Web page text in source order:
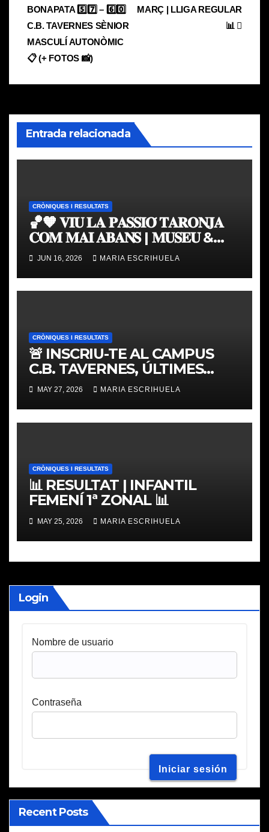
de
entradas
MARÇ | LLIGA REGULAR
📊
BONAPATA 5️⃣7️⃣ – 6️⃣0️⃣
C.B. TAVERNES SÈNIOR
MASCULÍ AUTONÒMIC
📋 (+ FOTOS 📸)
Entrada relacionada
CRÒNIQUES I RESULTATS
🏀🧡 𝐕𝐈𝐔 𝐋𝐀 𝐏𝐀𝐒𝐒𝐈𝐎́ 𝐓𝐀𝐑𝐎𝐍𝐉𝐀
𝐂𝐎𝐌 𝐌𝐀𝐈 𝐀𝐁𝐀𝐍𝐒 | 𝐌𝐔𝐒𝐄𝐔 &
𝐓𝐎𝐔𝐑 𝐕𝐀𝐋𝐄𝐍𝐂𝐈𝐀 𝐁𝐀𝐒𝐊𝐄𝐓
JUN 16, 2026 MARIA ESCRIHUELA
CRÒNIQUES I RESULTATS
🚨 INSCRIU-TE AL CAMPUS
C.B. TAVERNES, ÚLTIMES
PLACES
MAY 27, 2026 MARIA ESCRIHUELA
CRÒNIQUES I RESULTATS
📊 RESULTAT | INFANTIL
FEMENÍ 1ª ZONAL 📊
MAY 25, 2026 MARIA ESCRIHUELA
Login
Nombre de usuario
Contraseña
Recent Posts